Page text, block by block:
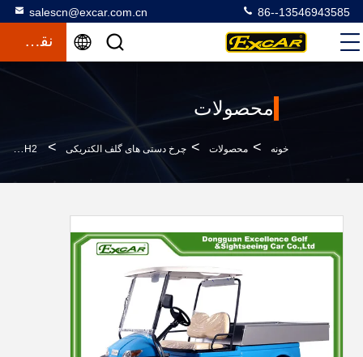
salescn@excar.com.cn 86--13546943585
نقل قول
محصولات
خونه > محصولات > چرخ دستی های گلف الکتریکی > Excar A1H2 الکتريکي بوگي گلف ابزار استفاده از خودرو با جعبه بار آلومينيومي